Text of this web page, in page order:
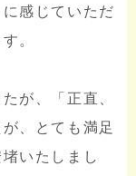
感じていただ
。
が、「正直、
、とても満足
いたしまし